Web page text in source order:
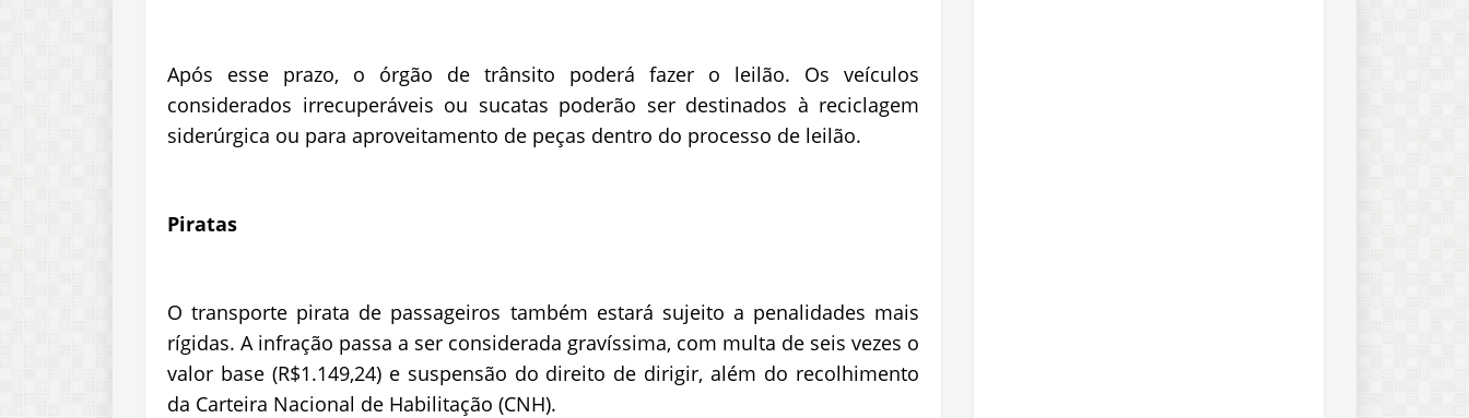
Após esse prazo, o órgão de trânsito poderá fazer o leilão. Os veículos
considerados irrecuperáveis ou sucatas poderão ser destinados à reciclagem
siderúrgica ou para aproveitamento de peças dentro do processo de leilão.
Piratas
O transporte pirata de passageiros também estará sujeito a penalidades mais
rígidas. A infração passa a ser considerada gravíssima, com multa de seis vezes o
valor base (R$1.149,24) e suspensão do direito de dirigir, além do recolhimento
da Carteira Nacional de Habilitação (CNH).